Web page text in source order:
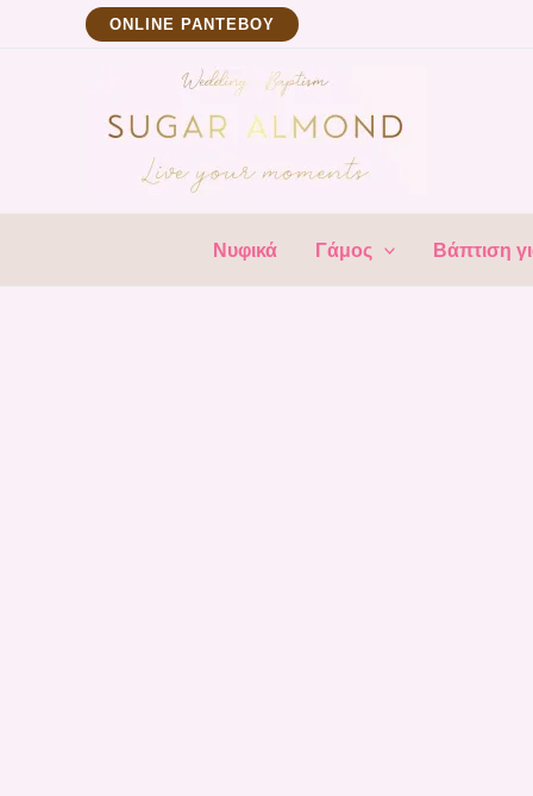
ΟNLINE ΡΑΝΤΕΒΟΥ
Νυφικά Γάμος Βάπτιση